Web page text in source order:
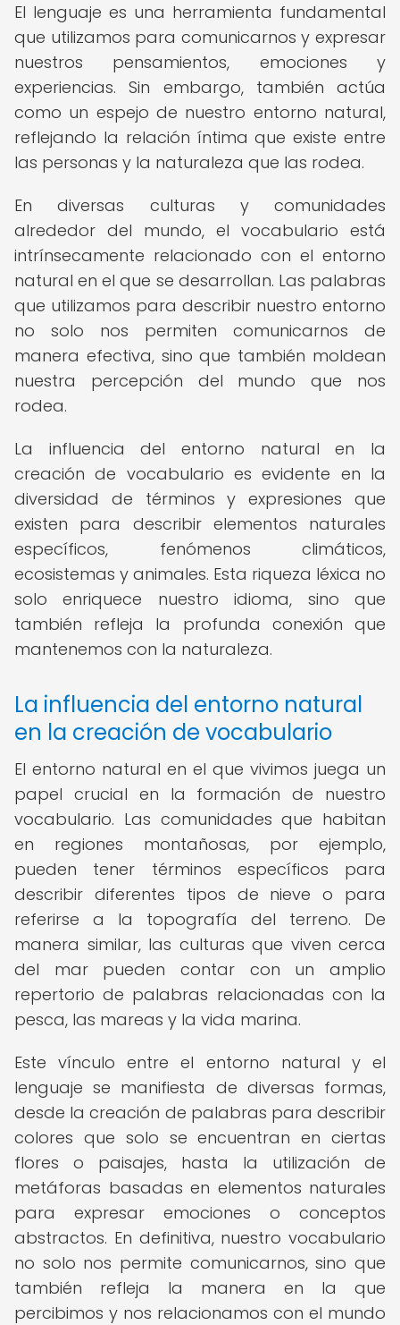
El lenguaje es una herramienta fundamental
que utilizamos para comunicarnos y expresar
nuestros pensamientos, emociones y
experiencias. Sin embargo, también actúa
como un espejo de nuestro entorno natural,
reflejando la relación íntima que existe entre
las personas y la naturaleza que las rodea.
En diversas culturas y comunidades
alrededor del mundo, el vocabulario está
intrínsecamente relacionado con el entorno
natural en el que se desarrollan. Las palabras
que utilizamos para describir nuestro entorno
no solo nos permiten comunicarnos de
manera efectiva, sino que también moldean
nuestra percepción del mundo que nos
rodea.
La influencia del entorno natural en la
creación de vocabulario es evidente en la
diversidad de términos y expresiones que
existen para describir elementos naturales
específicos, fenómenos climáticos,
ecosistemas y animales. Esta riqueza léxica no
solo enriquece nuestro idioma, sino que
también refleja la profunda conexión que
mantenemos con la naturaleza.
La influencia del entorno natural
en la creación de vocabulario
El entorno natural en el que vivimos juega un
papel crucial en la formación de nuestro
vocabulario. Las comunidades que habitan
en regiones montañosas, por ejemplo,
pueden tener términos específicos para
describir diferentes tipos de nieve o para
referirse a la topografía del terreno. De
manera similar, las culturas que viven cerca
del mar pueden contar con un amplio
repertorio de palabras relacionadas con la
pesca, las mareas y la vida marina.
Este vínculo entre el entorno natural y el
lenguaje se manifiesta de diversas formas,
desde la creación de palabras para describir
colores que solo se encuentran en ciertas
flores o paisajes, hasta la utilización de
metáforas basadas en elementos naturales
para expresar emociones o conceptos
abstractos. En definitiva, nuestro vocabulario
no solo nos permite comunicarnos, sino que
también refleja la manera en la que
percibimos y nos relacionamos con el mundo